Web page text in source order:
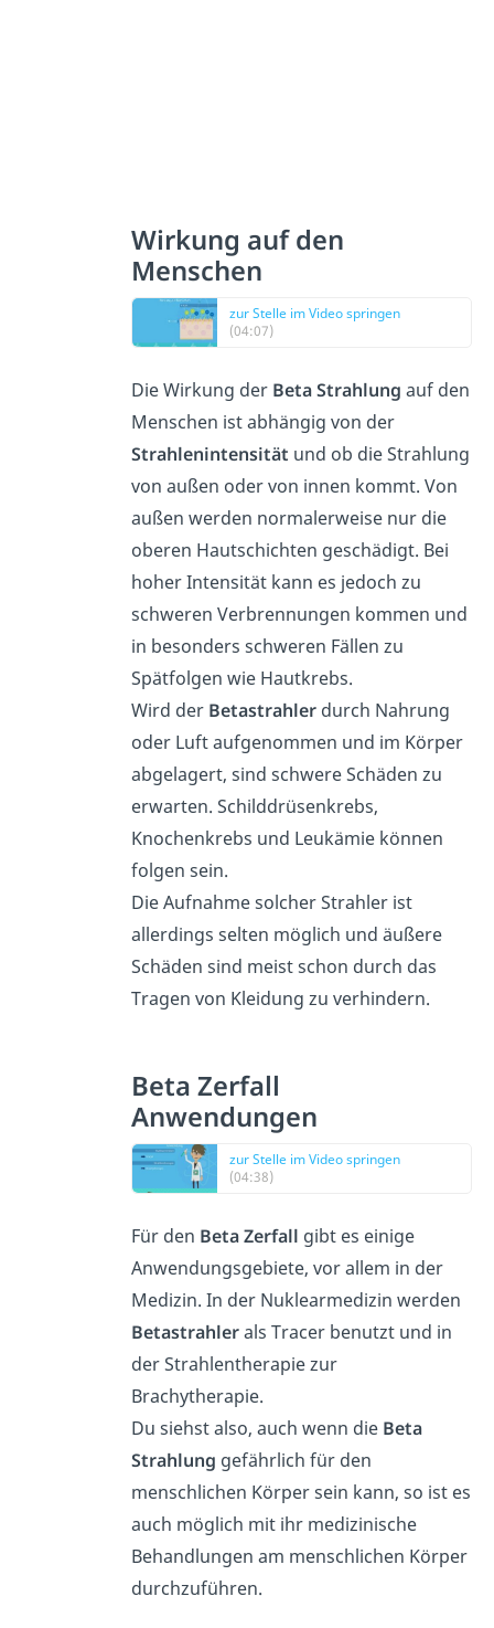
Wirkung auf den
Menschen
zur Stelle im Video springen
(04:07)
Die Wirkung der Beta Strahlung auf den
Menschen ist abhängig von der
Strahlenintensität und ob die Strahlung
von außen oder von innen kommt. Von
außen werden normalerweise nur die
oberen Hautschichten geschädigt. Bei
hoher Intensität kann es jedoch zu
schweren Verbrennungen kommen und
in besonders schweren Fällen zu
Spätfolgen wie Hautkrebs.
Wird der Betastrahler durch Nahrung
oder Luft aufgenommen und im Körper
abgelagert, sind schwere Schäden zu
erwarten. Schilddrüsenkrebs,
Knochenkrebs und Leukämie können
folgen sein.
Die Aufnahme solcher Strahler ist
allerdings selten möglich und äußere
Schäden sind meist schon durch das
Tragen von Kleidung zu verhindern.
Beta Zerfall
Anwendungen
zur Stelle im Video springen
(04:38)
Für den Beta Zerfall gibt es einige
Anwendungsgebiete, vor allem in der
Medizin. In der Nuklearmedizin werden
Betastrahlerals Tracer benutzt und in
der Strahlentherapie zur
Brachytherapie.
Du siehst also, auch wenn die Beta
Strahlung gefährlich für den
menschlichen Körper sein kann, so ist es
auch möglich mit ihr medizinische
Behandlungen am menschlichen Körper
durchzuführen.